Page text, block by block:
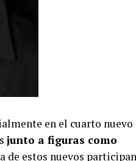
en el cuarto nuevo
junto a figuras como
de estos nuevos